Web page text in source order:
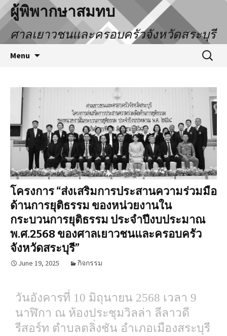
ผู้พิพากษาสมทบ
ศาลเยาวชนและครอบครัวจังหวัดสระบุรี
Menu
โครงการ “ส่งเสริมการประสานความร่วมมือ
ด้านการยุติธรรม ของหน่วยงานใน
กระบวนการยุติธรรม ประจำปีงบประมาณ
พ.ศ.2568 ของศาลเยาวชนและครอบครัว
จังหวัดสระบุรี”
June 19, 2025 กิจกรรม
วันอังคารที่ 10 มิถุนายน 2568 เวลา 9
นาฬิกา ณ ห้องประชุมวิลล่า ลีลาวดี
รีสอร์ท ตำบลตลิ่งชัน อำเภอเมืองสระบุรี